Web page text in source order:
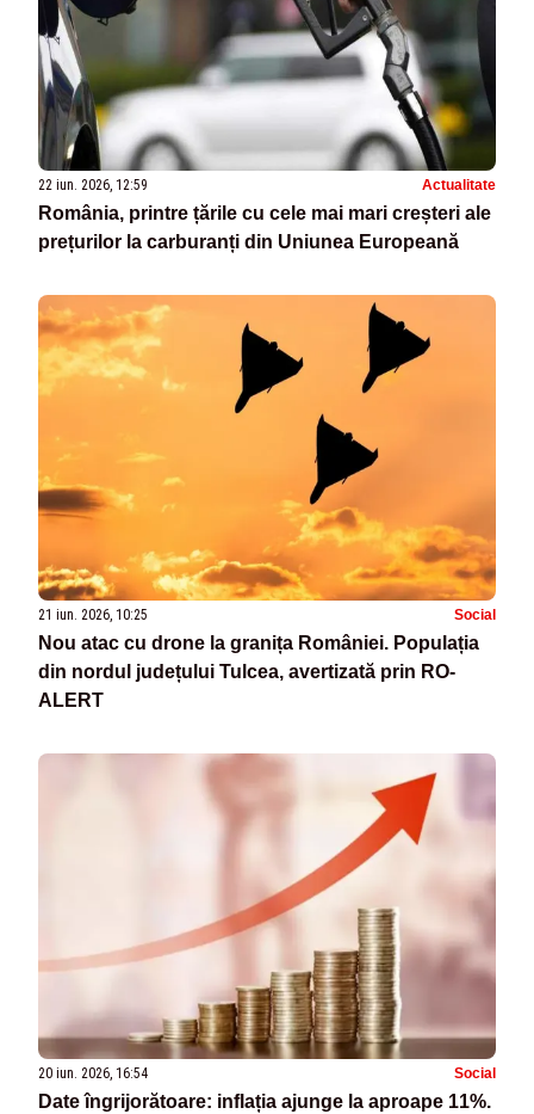
22 iun. 2026, 12:59 Actualitate
România, printre țările cu cele mai mari creșteri ale
prețurilor la carburanți din Uniunea Europeană
21 iun. 2026, 10:25 Social
Nou atac cu drone la granița României. Populația
din nordul județului Tulcea, avertizată prin RO-
ALERT
20 iun. 2026, 16:54 Social
Date îngrijorătoare: inflația ajunge la aproape 11%.